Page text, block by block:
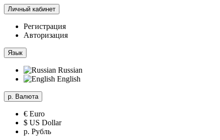
Личный кабинет
Регистрация
Авторизация
Язык
Russian
English
р. Валюта
€ Euro
$ US Dollar
р. Рубль